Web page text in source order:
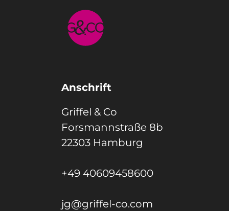
Anschrift
Griffel & Co
Forsmannstraße 8b
22303 Hamburg
+49 40609458600
jg@griffel-co.com